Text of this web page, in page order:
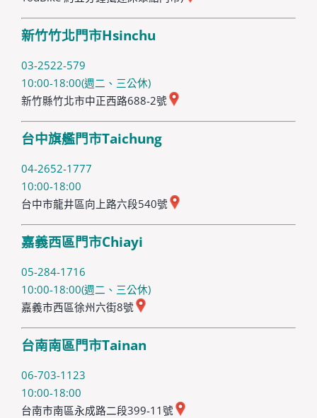
新竹竹北門市Hsinchu
03-2522-579
10:00-18:00(週二、三公休)
新竹縣竹北市中正西路688-2號
台中旗艦門市Taichung
04-2652-1777
10:00-18:00
台中市龍井區向上路六段540號
嘉義西區門市Chiayi
05-284-1716
10:00-18:00(週二、三公休)
嘉義市西區徐州六街8號
台南南區門市Tainan
06-703-1123
10:00-18:00
台南市南區永成路二段399-11號